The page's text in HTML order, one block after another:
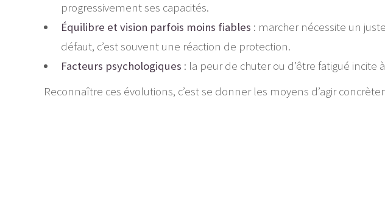
progressivement ses capacités.
Équilibre et vision parfois moins fiables : marcher nécessite un
défaut, c’est souvent une réaction de protection.
Facteurs psychologiques : la peur de chuter ou d’être fatigué incite
Reconnaître ces évolutions, c’est se donner les moyens d’agir